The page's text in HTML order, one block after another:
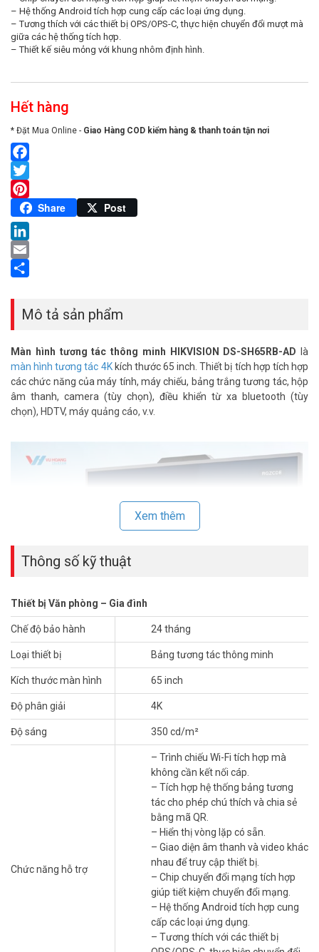
– Hệ thống Android tích hợp cung cấp các loại ứng dụng.
– Tương thích với các thiết bị OPS/OPS-C, thực hiện chuyển đổi mượt mà
giữa các hệ thống tích hợp.
– Thiết kế siêu mỏng với khung nhôm định hình.
Hết hàng
* Đặt Mua Online - Giao Hàng COD kiểm hàng & thanh toán tận nơi
Facebook
Twitter
Pinterest
Share Post
LinkedIn
Email
Mô tả sản phẩm
Màn hình tương tác thông minh HIKVISION DS-SH65RB-AD là
màn hình tương tác 4Kkích thước 65 inch. Thiết bị tích hợp tích hợp
các chức năng của máy tính, máy chiếu, bảng trắng tương tác, hộp
âm thanh, camera (tùy chọn), điều khiển từ xa bluetooth (tùy
chọn), HDTV, máy quảng cáo, v.v.
Thiết bị tích hợp các công nghệ như màn hình 4K, cảm ứng hồng
ngoại, xử lý thông tin đa phương tiện, truyền mạng và cung cấp cho
người dùng nhiều tính năng khác nhau như viết, chú thích, chia sẻ
đa màn hình, phát hiện bút và gọi video từ xa (tùy chọn).
Màn hình tương tác HIKVISIONDS-SH65RB-AD
dụng cho các hội nghị video từ xa, đào tạo và hướng dẫn, tư vấn y
tế và các sự kiện khác trong các loại văn phòng, phòng họp, lớp học
đa phương tiện, phòng triển lãm, v.v.
Màn hình Ultra HD với độ phân giải tín hiệu đầu vào lên tới
Chữ viết siêu mịn 20px và đường kính 2 mm có thể nhận biết
được với độ chính xác 1 mm.
Wi-Fi tích hợp thực hiện chia sẻ màn hình mà không cần kết
Tích hợp hệ thống bảng tương tác cho phép chú thích và
Xem thêm
Thông số kỹ thuật
Thiết bị Văn phòng – Gia đình
Chế độ bảo hành 24 tháng
Loại thiết bị Bảng tương tác thông minh
Kích thước màn hình 65 inch
Độ phân giải 4K
Độ sáng 350 cd/m²
Chức năng hỗ trợ
– Trình chiếu Wi-Fi tích hợp mà
không cần kết nối cáp.
– Tích hợp hệ thống bảng tương
tác cho phép chú thích và chia sẻ
bằng mã QR.
– Hiển thị vòng lặp có sẵn.
– Giao diện âm thanh và video khác
nhau để truy cập thiết bị.
– Chip chuyển đổi mạng tích hợp
giúp tiết kiệm chuyển đổi mạng.
– Hệ thống Android tích hợp cung
cấp các loại ứng dụng.
– Tương thích với các thiết bị